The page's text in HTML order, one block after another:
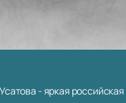
- яркая